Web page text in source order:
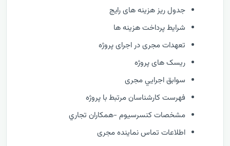
جدول ریز هزینه های رایج
شرایط پرداخت هزینه ها
تعهدات مجری در اجرای پروژه
ریسک های پروژه
سوابق اجرايي مجری
فهرست كارشناسان مرتبط با پروژه
مشخصات كنسرسيوم -همكاران تجاري
اطلاعات تماس نماینده مجری